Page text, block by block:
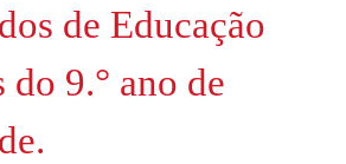
de Educação
do 9.° ano de